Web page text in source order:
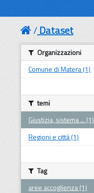
Dataset
Organizzazioni
Comune di Matera (1)
temi
Giustizia, sistema ... (1)
Regioni e città (1)
Tag
aree accoglienza (1)